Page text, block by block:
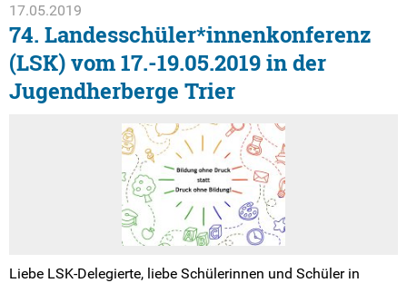
17.05.2019
74. Landesschüler*innenkonferenz
(LSK) vom 17.-19.05.2019 in der
Jugendherberge Trier
Liebe LSK-Delegierte, liebe Schülerinnen und Schüler in